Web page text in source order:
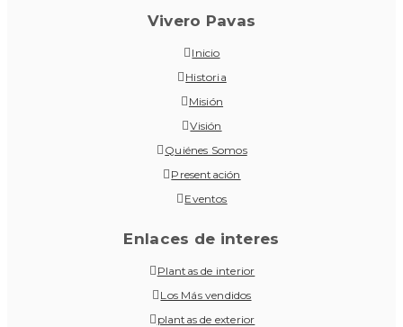
Vivero Pavas
Inicio
Historia
Misión
Visión
Quiénes Somos
Presentación
Eventos
Enlaces de interes
Plantas de interior
Los Más vendidos
plantas de exterior